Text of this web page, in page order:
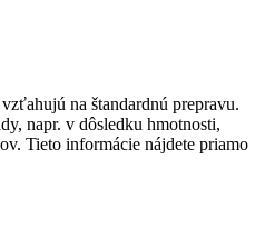
na štandardnú prepravu.
napr. v dôsledku hmotnosti,
Tieto informácie nájdete priamo